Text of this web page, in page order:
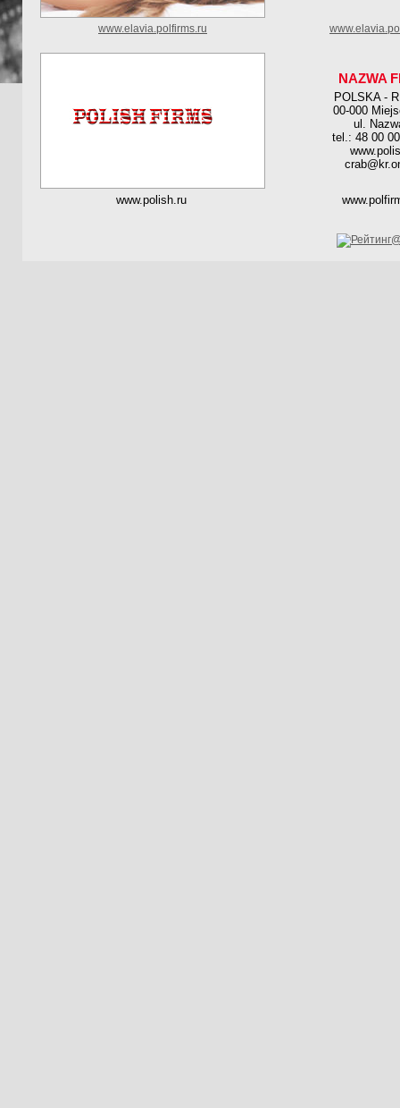
www.elavia.polfirms.ru
NAZWA
POLSKA -
00-000
ul.
tel.: 48 00
www.polish.ru